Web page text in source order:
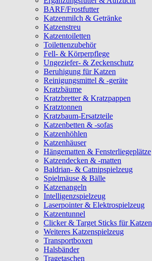
BARF/Frostfutter
Katzenmilch & Getränke
Katzenstreu
Katzentoiletten
Toilettenzubehör
Fell- & Körperpflege
Ungeziefer- & Zeckenschutz
Beruhigung für Katzen
Reinigungsmittel & -geräte
Kratzbäume
Kratzbretter & Kratzpappen
Kratztonnen
Kratzbaum-Ersatzteile
Katzenbetten & -sofas
Katzenhöhlen
Katzenhäuser
Hängematten & Fensterliegeplätze
Katzendecken & -matten
Baldrian- & Catnipspielzeug
Spielmäuse & Bälle
Katzenangeln
Intelligenzspielzeug
Laserpointer & Elektrospielzeug
Katzentunnel
Clicker & Target Sticks für Katzen
Weiteres Katzenspielzeug
Transportboxen
Halsbänder
Tragetaschen